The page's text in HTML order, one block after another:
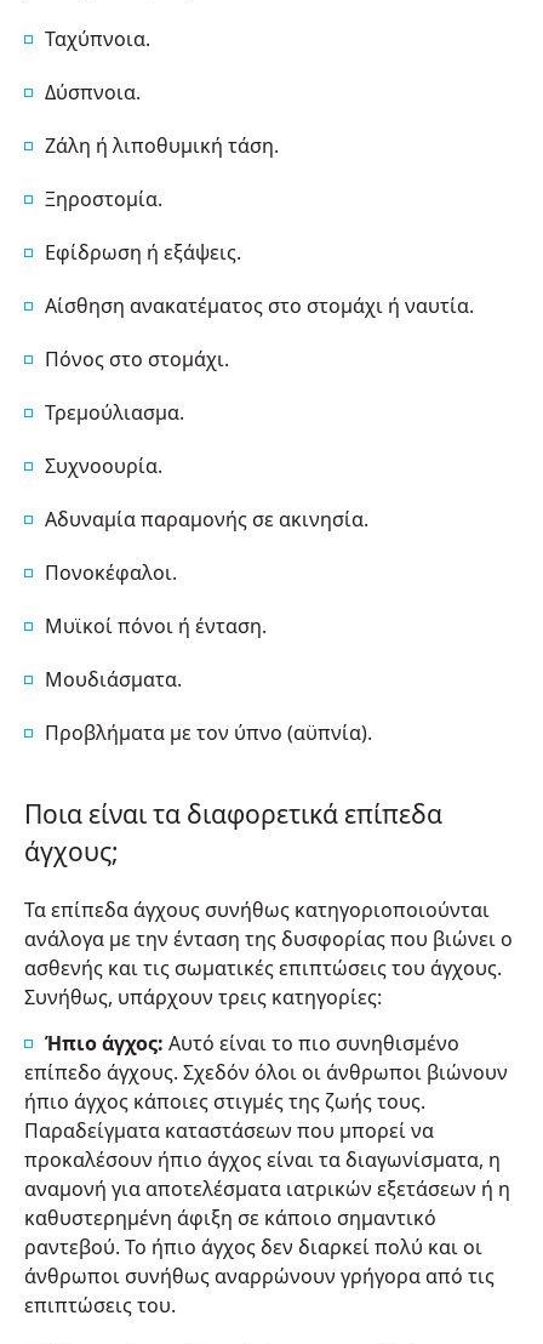
Ταχύπνοια.
Δύσπνοια.
Ζάλη ή λιποθυμική τάση.
Ξηροστομία.
Εφίδρωση ή εξάψεις.
Αίσθηση ανακατέματος στο στομάχι ή ναυτία.
Πόνος στο στομάχι.
Τρεμούλιασμα.
Συχνοουρία.
Αδυναμία παραμονής σε ακινησία.
Πονοκέφαλοι.
Μυϊκοί πόνοι ή ένταση.
Μουδιάσματα.
Προβλήματα με τον ύπνο (αϋπνία).
Ποια είναι τα διαφορετικά επίπεδα
άγχους;
Τα επίπεδα άγχους συνήθως κατηγοριοποιούνται
ανάλογα με την ένταση της δυσφορίας που βιώνει ο
ασθενής και τις σωματικές επιπτώσεις του άγχους.
Συνήθως, υπάρχουν τρεις κατηγορίες:
Ήπιο άγχος: Αυτό είναι το πιο συνηθισμένο
επίπεδο άγχους. Σχεδόν όλοι οι άνθρωποι βιώνουν
ήπιο άγχος κάποιες στιγμές της ζωής τους.
Παραδείγματα καταστάσεων που μπορεί να
προκαλέσουν ήπιο άγχος είναι τα διαγωνίσματα, η
αναμονή για αποτελέσματα ιατρικών εξετάσεων ή η
καθυστερημένη άφιξη σε κάποιο σημαντικό
ραντεβού. Το ήπιο άγχος δεν διαρκεί πολύ και οι
άνθρωποι συνήθως αναρρώνουν γρήγορα από τις
επιπτώσεις του.